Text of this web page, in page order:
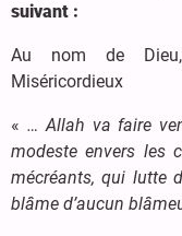
suivant :
Au nom de Dieu,
Miséricordieux
« … Allah va faire
modeste envers les
mécréants, qui lutte
blâme d’aucun